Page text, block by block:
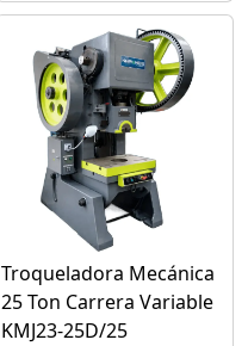
Troqueladora Mecánica
25 Ton Carrera Variable
KMJ23-25D/25